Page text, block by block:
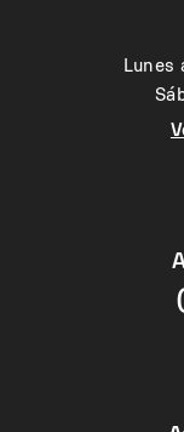
Lunes